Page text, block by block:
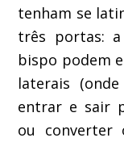
tenham se
três portas:
bispo podem
laterais
entrar e sair
ou